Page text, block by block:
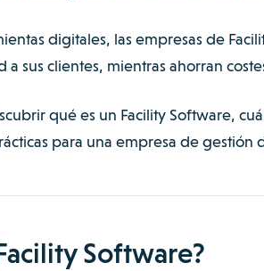
digitales, las empresas de
a sus clientes, mientras ahorran
qué es un Facility Software,
para una empresa de gestión
Software?